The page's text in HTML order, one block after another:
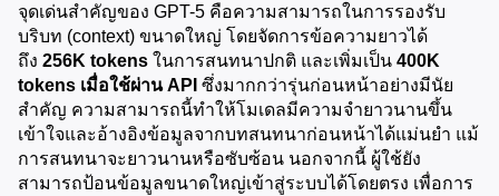
จุดเด่นสำคัญของ GPT-5 คือความสามารถในการรองรับ
บริบท (context) ขนาดใหญ่ โดยจัดการข้อความยาวได้
ถึง 256K tokens ในการสนทนาปกติ และเพิ่มเป็น 400K
tokens เมื่อใช้ผ่าน API ซึ่งมากกว่ารุ่นก่อนหน้าอย่างมีนัย
สำคัญ ความสามารถนี้ทำให้โมเดลมีความจำยาวนานขึ้น
เข้าใจและอ้างอิงข้อมูลจากบทสนทนาก่อนหน้าได้แม่นยำ แม้
การสนทนาจะยาวนานหรือซับซ้อน นอกจากนี้ ผู้ใช้ยัง
สามารถป้อนข้อมูลขนาดใหญ่เข้าสู่ระบบได้โดยตรง เพื่อการ